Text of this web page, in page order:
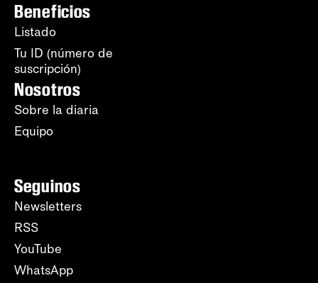
Beneficios
Listado
Tu ID (número de
suscripción)
Nosotros
Sobre la diaria
Equipo
Seguinos
Newsletters
RSS
YouTube
WhatsApp